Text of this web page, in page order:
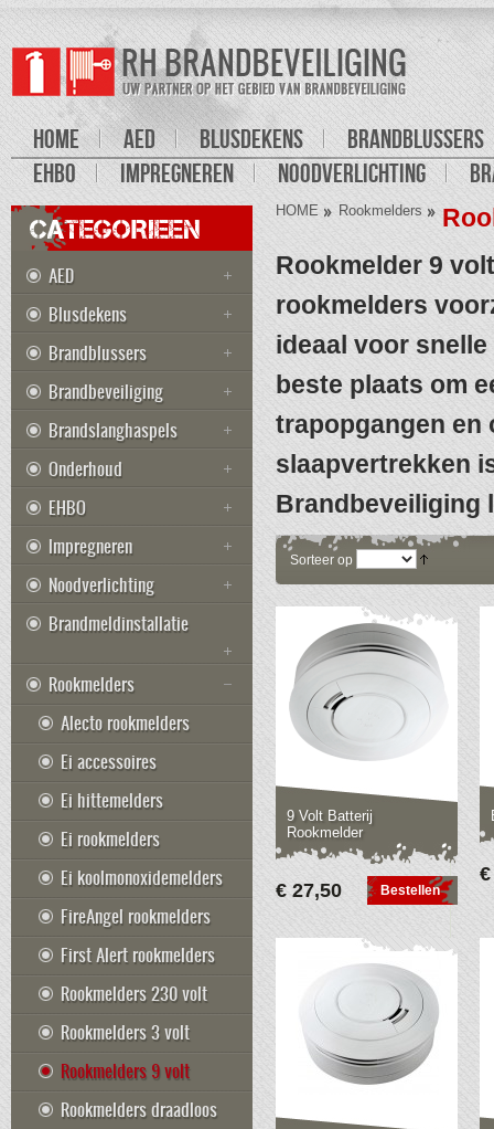
HOME AED BLUSDEKENS
BRANDBLUSSERS
EHBO
IMPREGNEREN NOODVERLICHTING
HOME Rookmelders
Rookmelder 9
rookmelders
ideaal voor
beste plaats om
trapopgangen en
slaapvertrekken
Brandbeveiliging
Sorteer op
9 Volt Batterij
Rookmelder
€ 27,50 Bestellen
CATEGORIEEN
AED
Blusdekens
Brandblussers
Brandbeveiliging
Brandslanghaspels
Onderhoud
EHBO
Impregneren
Noodverlichting
Brandmeldinstallatie
Rookmelders
Alecto rookmelders
Ei accessoires
Ei hittemelders
Ei rookmelders
Ei koolmonoxidemelders
FireAngel rookmelders
First Alert rookmelders
Rookmelders 230 volt
Rookmelders 3 volt
Rookmelders 9 volt
Rookmelders draadloos